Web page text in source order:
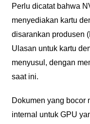
Perlu dicatat bahwa
menyediakan kartu
disarankan produsen
Ulasan untuk kartu
menyusul, dengan
saat ini.
Dokumen yang bocor
internal untuk GPU